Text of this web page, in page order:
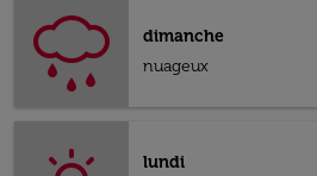
dimanche
nuageux
lundi